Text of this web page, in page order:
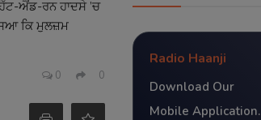
ਐਂਡ-ਰਨ ਹਾਦਸੇ ’ਚ
ਕਿ ਮੁਲਜ਼ਮ
0 0
Radio Haanji
Download Our
Mobile Application.